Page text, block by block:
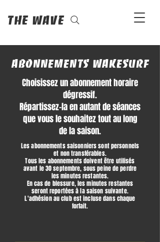
The Wave
abonnements Wakesurf
Choisissez un abonnement horaire
dégressif.
Répartissez-la en autant de séances
que vous le souhaitez tout au long
de la saison.
Les abonnements saisonniers sont personnels
et non transférables.
Tous les abonnements doivent être utilisés
avant le 30 septembre, sous peine de perdre
les minutes restantes.
En cas de blessure, les minutes restantes
seront reportées à la saison suivante.
L'adhésion au club est incluse dans chaque
forfait.